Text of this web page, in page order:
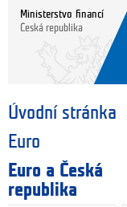
Ministerstvo financí
Česká republika
Úvodní stránka
Euro
Euro a Česká
republika